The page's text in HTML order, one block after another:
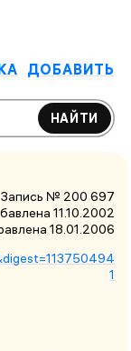
ДОБАВИТЬ
НАЙТИ
Запись № 200 697
11.10.2002
18.01.2006
1